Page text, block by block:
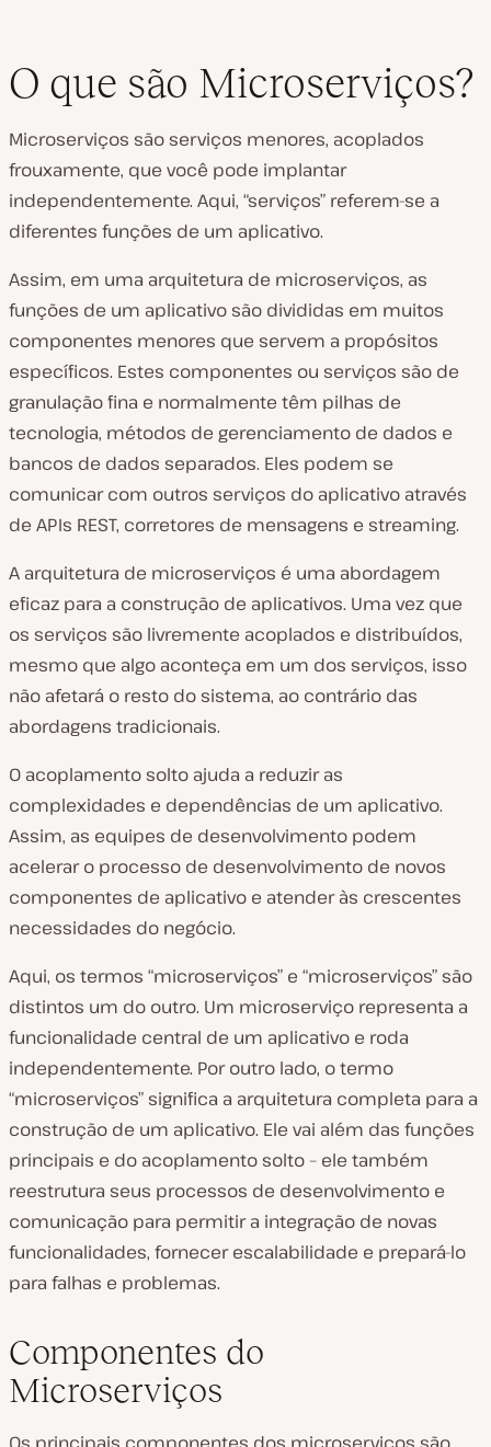
O que são Microserviços?
Microserviços são serviços menores, acoplados
frouxamente, que você pode implantar
independentemente. Aqui, “serviços” referem-se a
diferentes funções de um aplicativo.
Assim, em uma arquitetura de microserviços, as
funções de um aplicativo são divididas em muitos
componentes menores que servem a propósitos
específicos. Estes componentes ou serviços são de
granulação fina e normalmente têm pilhas de
tecnologia, métodos de gerenciamento de dados e
bancos de dados separados. Eles podem se
comunicar com outros serviços do aplicativo através
de APIs REST, corretores de mensagens e streaming.
A arquitetura de microserviços é uma abordagem
eficaz para a construção de aplicativos. Uma vez que
os serviços são livremente acoplados e distribuídos,
mesmo que algo aconteça em um dos serviços, isso
não afetará o resto do sistema, ao contrário das
abordagens tradicionais.
O acoplamento solto ajuda a reduzir as
complexidades e dependências de um aplicativo.
Assim, as equipes de desenvolvimento podem
acelerar o processo de desenvolvimento de novos
componentes de aplicativo e atender às crescentes
necessidades do negócio.
Aqui, os termos “microserviços” e “microserviços” são
distintos um do outro. Um microserviço representa a
funcionalidade central de um aplicativo e roda
independentemente. Por outro lado, o termo
“microserviços” significa a arquitetura completa para a
construção de um aplicativo. Ele vai além das funções
principais e do acoplamento solto – ele também
reestrutura seus processos de desenvolvimento e
comunicação para permitir a integração de novas
funcionalidades, fornecer escalabilidade e prepará-lo
para falhas e problemas.
Componentes do
Microserviços